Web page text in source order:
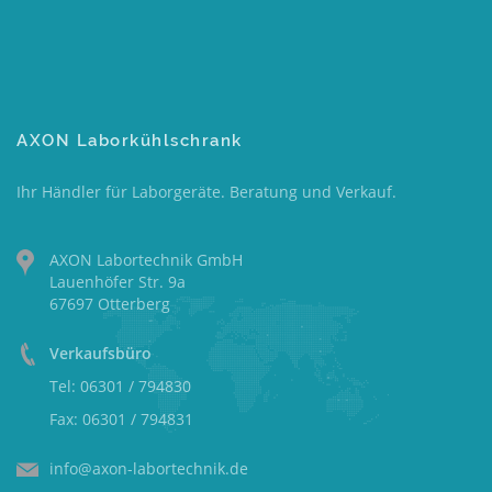
AXON Laborkühlschrank
Ihr Händler für Laborgeräte. Beratung und Verkauf.
AXON Labortechnik GmbH
Lauenhöfer Str. 9a
67697 Otterberg
Verkaufsbüro
Tel: 06301 / 794830
Fax: 06301 / 794831
info@axon-labortechnik.de